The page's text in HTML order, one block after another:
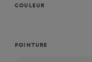
COULEUR
POINTURE